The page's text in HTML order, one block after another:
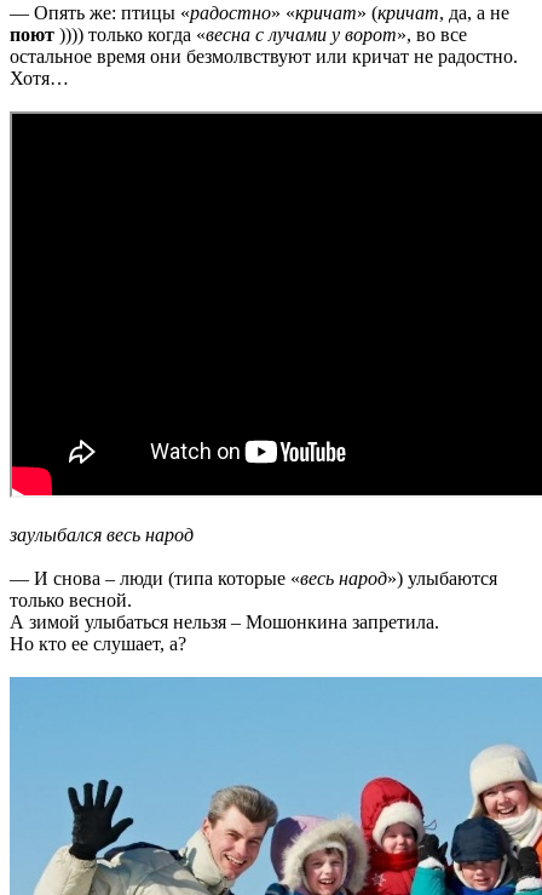
— Опять же: птицы «радостно» «кричат» (кричат, да, а не
поют )))) только когда «весна с лучами у ворот», во все
остальное время они безмолвствуют или кричат не радостно.
Хотя…
заулыбался весь народ
— И снова – люди (типа которые «весь народ») улыбаются
только весной.
А зимой улыбаться нельзя – Мошонкина запретила.
Но кто ее слушает, а?